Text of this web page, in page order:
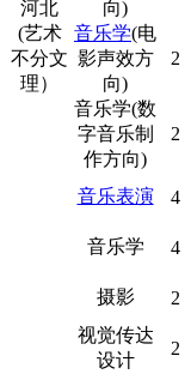
河北
(艺术
不分文
理）
向)
音乐学(电
影声效方
向)
2
音乐学(数
字音乐制
作方向)
2
音乐表演 4
音乐学 4
摄影 2
视觉传达
设计
2